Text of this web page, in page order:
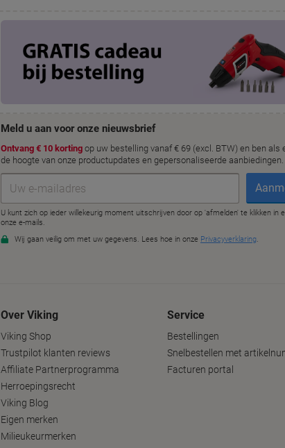
Over Viking
Viking Shop
Trustpilot klanten reviews
Affiliate Partnerprogramma
Herroepingsrecht
Viking Blog
Eigen merken
Milieukeurmerken
Service
Bestellingen
Snelbestellen met
Facturen portal